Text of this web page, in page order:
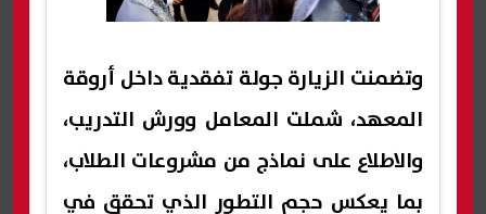
وتضمنت الزيارة جولة تفقدية داخل أروقة
المعهد، شملت المعامل وورش التدريب،
والاطلاع على نماذج من مشروعات الطلاب،
بما يعكس حجم التطور الذي تحقق في